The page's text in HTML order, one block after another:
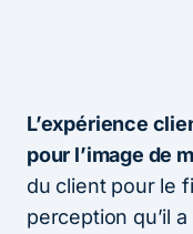
L’expérience
pour l’image de
du client pour le
perception qu’il